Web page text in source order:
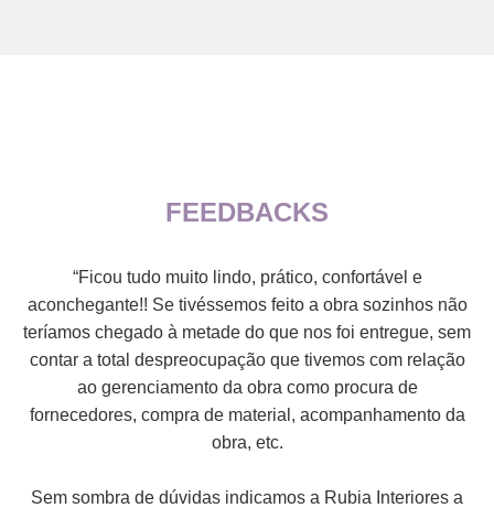
FEEDBACKS
“Ficou tudo muito lindo, prático, confortável e
aconchegante!! Se tivéssemos feito a obra sozinhos não
teríamos chegado à metade do que nos foi entregue, sem
contar a total despreocupação que tivemos com relação
ao gerenciamento da obra como procura de
fornecedores, compra de material, acompanhamento da
obra, etc.
Sem sombra de dúvidas indicamos a Rubia Interiores a